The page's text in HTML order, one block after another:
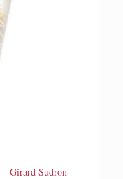
Girard Sudron